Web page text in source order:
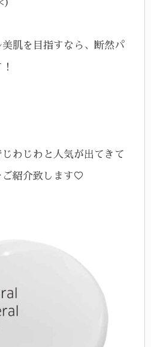
肌を目指すなら、断然パ
わじわと人気が出てきて
ご紹介致します♡